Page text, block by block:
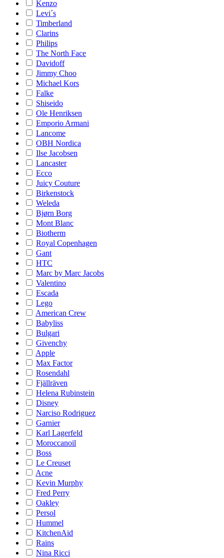
Kenzo
Levi´s
Timberland
Clarins
Philips
The North Face
Davidoff
Jimmy Choo
Michael Kors
Falke
Shiseido
Ole Henriksen
Emporio Armani
Lancome
OBH Nordica
Ilse Jacobsen
Lancaster
Ecco
Juicy Couture
Birkenstock
Weleda
Bjørn Borg
Mont Blanc
Biotherm
Royal Copenhagen
Gant
HTC
Marc by Marc Jacobs
Valentino
Escada
Lego
American Crew
Babyliss
Bulgari
Givenchy
Apple
Max Factor
Rosendahl
Fjällräven
Helena Rubinstein
Disney
Narciso Rodriguez
Garnier
Karl Lagerfeld
Moroccanoil
Boss
Le Creuset
Acne
Kevin Murphy
Fred Perry
Oakley
Persol
Hummel
KitchenAid
Rains
Nina Ricci